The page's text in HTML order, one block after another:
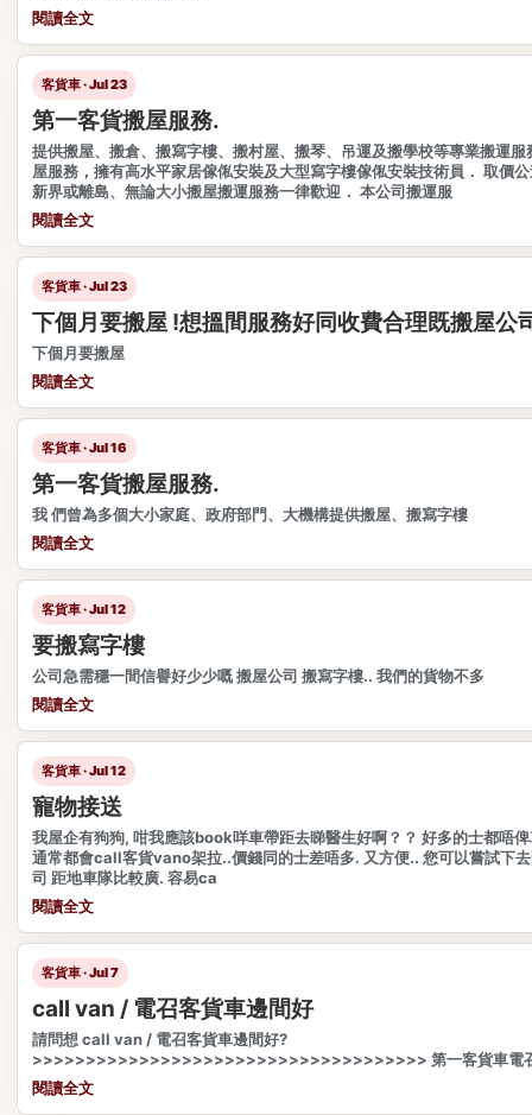
閱讀全文
客貨車 · Jul 23
第一客貨搬屋服務.
提供搬屋、搬倉、搬寫字樓、搬村屋、搬琴、吊運及搬學校等專業搬運服
屋服務，擁有高水平家居傢俬安裝及大型寫字樓傢俬安裝技術員． 取價
新界或離島、無論大小搬屋搬運服務一律歡迎． 本公司搬運服
閱讀全文
客貨車 · Jul 23
下個月要搬屋 !想搵間服務好同收費合理既搬屋公
下個月要搬屋
閱讀全文
客貨車 · Jul 16
第一客貨搬屋服務.
我 們曾為多個大小家庭、政府部門、大機構提供搬屋、搬寫字樓
閱讀全文
客貨車 · Jul 12
要搬寫字樓
公司急需穩一間信譽好少少嘅 搬屋公司 搬寫字樓.. 我們的貨物不多
閱讀全文
客貨車 · Jul 12
寵物接送
我屋企有狗狗, 咁我應該book咩車帶距去睇醫生好啊？？ 好多的士都唔
通常都會call客貨vano架拉..價錢同的士差唔多. 又方便.. 您可以嘗試下
司 距地車隊比較廣. 容易ca
閱讀全文
客貨車 · Jul 7
call van / 電召客貨車邊間好
請問想 call van / 電召客貨車邊間好?
>>>>>>>>>>>>>>>>>>>>>>>>>>>>>>>>>>>>> 第一客貨車電
閱讀全文